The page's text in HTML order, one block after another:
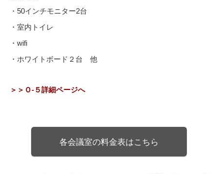
・50インチモニター2台
・室内トイレ
・wifi
・ホワイトボード２台 他
＞＞Ｏ-５詳細ページへ
各会議室の料金表はこちら